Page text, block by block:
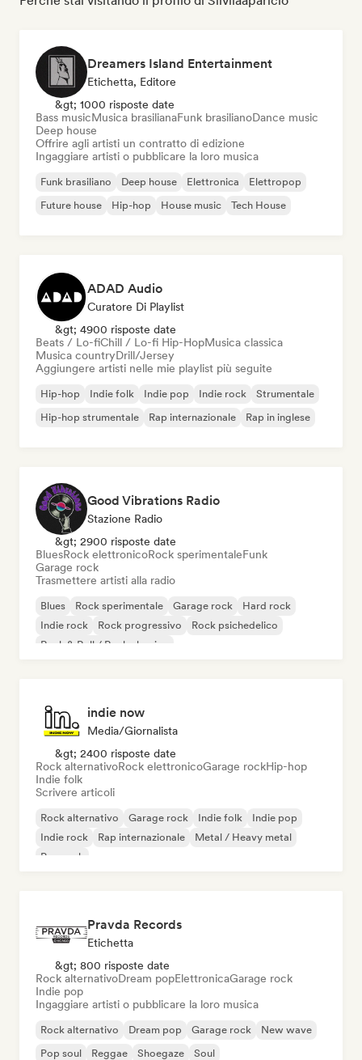
Dreamers Island Entertainment
Etichetta, Editore
&gt; 1000 risposte date
Bass musicMusica brasilianaFunk brasilianoDance music
Deep house
Offrire agli artisti un contratto di edizione
Ingaggiare artisti o pubblicare la loro musica
Funk brasiliano Deep house Elettronica
Elettropop
Future house
Hip-hop House music Tech House
ADAD Audio
Curatore Di Playlist
&gt; 4900 risposte date
Beats / Lo-fiChill / Lo-fi Hip-HopMusica classica
Musica countryDrill/Jersey
Aggiungere artisti nelle mie playlist più seguite
Hip-hop Indie folk Indie pop Indie rock
Strumentale
Hip-hop strumentale
Rap internazionale Rap in inglese
Good Vibrations Radio
Stazione Radio
&gt; 2900 risposte date
BluesRock elettronicoRock sperimentaleFunk
Garage rock
Trasmettere artisti alla radio
Blues Rock sperimentale Garage rock
Hard rock
Indie rock
Rock progressivo
Rock psichedelico
Rock & Roll / Rock classico
indie now
Media/Giornalista
&gt; 2400 risposte date
Rock alternativoRock elettronicoGarage rockHip-hop
Indie folk
Scrivere articoli
Rock alternativo Garage rock Indie folk
Indie pop
Indie rock
Rap internazionale
Metal / Heavy metal
Pop rock
Pravda Records
Etichetta
&gt; 800 risposte date
Rock alternativoDream popElettronicaGarage rock
Indie pop
Ingaggiare artisti o pubblicare la loro musica
Rock alternativo Dream pop Garage rock
New wave
Pop soul
Reggae Shoegaze Soul